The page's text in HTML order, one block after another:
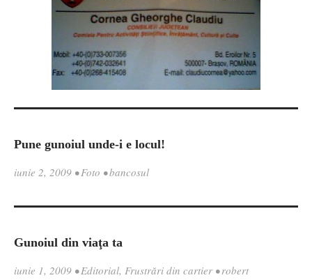
Pune gunoiul unde-i e locul!
iunie 2, 2009 •Foto •bancosul
Gunoiul din viaţa ta
iunie 1, 2009 •Editorial, Frustrări din cartier •robert